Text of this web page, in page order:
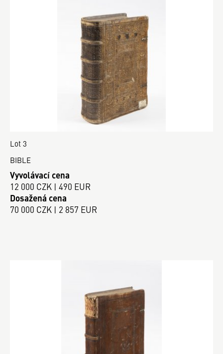
Lot 3
BIBLE
Vyvolávací cena
12 000 CZK | 490 EUR
Dosažená cena
70 000 CZK | 2 857 EUR